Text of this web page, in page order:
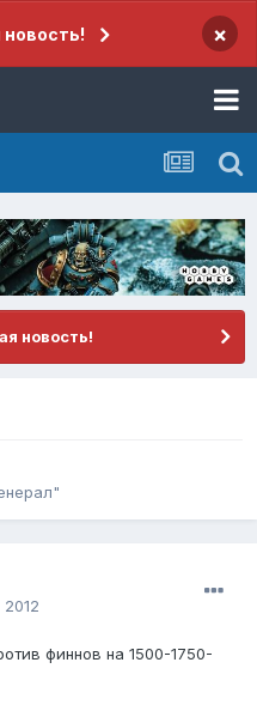
×
новость!
2012
финнов на 1500-1750-